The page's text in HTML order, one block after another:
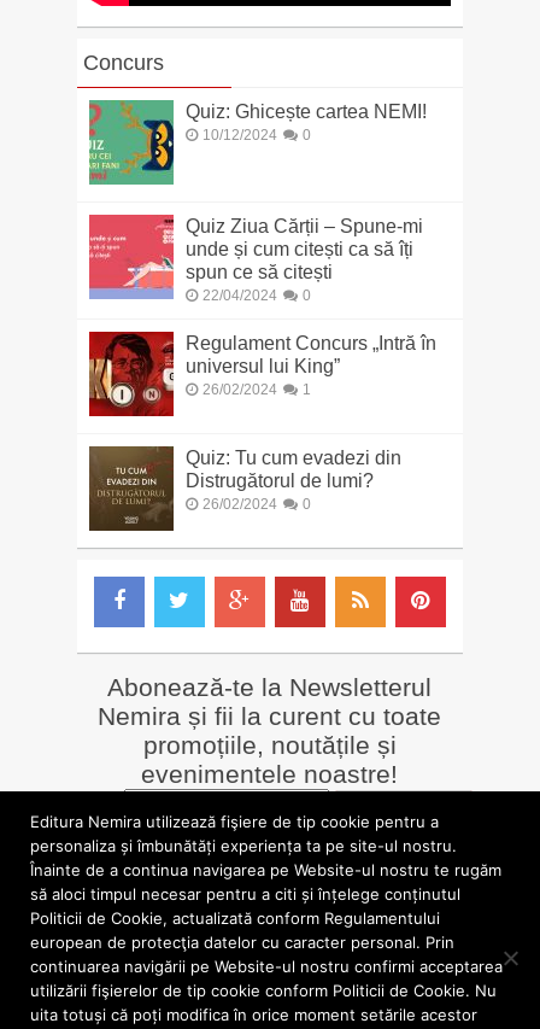
Concurs
Quiz: Ghicește cartea NEMI!
10/12/2024 0
Quiz Ziua Cărții – Spune-mi
unde și cum citești ca să îți
spun ce să citești
22/04/2024 0
Regulament Concurs „Intră în
universul lui King”
26/02/2024 1
Quiz: Tu cum evadezi din
Distrugătorul de lumi?
26/02/2024 0
Abonează-te la Newsletterul
Nemira și fii la curent cu toate
promoțiile, noutățile și
evenimentele noastre!
LIBRĂRII online
» Librăria Online Nemira
Nemi
Alte siteuri
»Nemira Media
»
Valentin Nicolau
blog.nemira.ro © 2026. Toate drepturile rezervate.
Editura Nemira utilizează fişiere de tip cookie pentru a
personaliza și îmbunătăți experiența ta pe site-ul nostru.
Înainte de a continua navigarea pe Website-ul nostru te rugăm
să aloci timpul necesar pentru a citi și înțelege conținutul
Politicii de Cookie, actualizată conform Regulamentului
european de protecţia datelor cu caracter personal. Prin
continuarea navigării pe Website-ul nostru confirmi acceptarea
utilizării fişierelor de tip cookie conform Politicii de Cookie. Nu
uita totuși că poți modifica în orice moment setările acestor